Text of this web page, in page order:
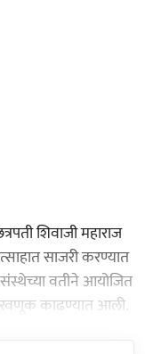
शिवाजी महाराज
साजरी करण्यात
संस्थेच्या वतीने आयोजित
काढण्यात आली.